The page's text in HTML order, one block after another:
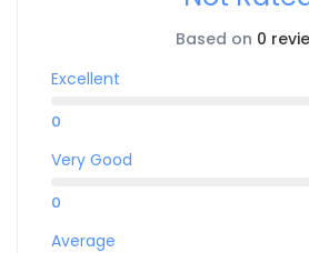
Based on 0
Excellent
0
Very Good
0
Average